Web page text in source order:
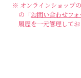
※ オンラインショップ
の「お問い合わせフォ
履歴を一元管理して